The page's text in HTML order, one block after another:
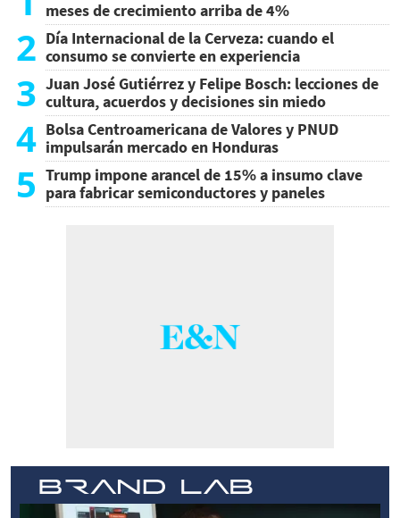
meses de crecimiento arriba de 4%
2 Día Internacional de la Cerveza: cuando el
consumo se convierte en experiencia
3 Juan José Gutiérrez y Felipe Bosch: lecciones de
cultura, acuerdos y decisiones sin miedo
4 Bolsa Centroamericana de Valores y PNUD
impulsarán mercado en Honduras
5 Trump impone arancel de 15% a insumo clave
para fabricar semiconductores y paneles